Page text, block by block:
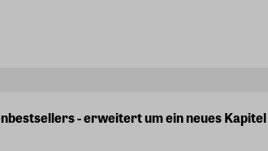
- erweitert um ein neues